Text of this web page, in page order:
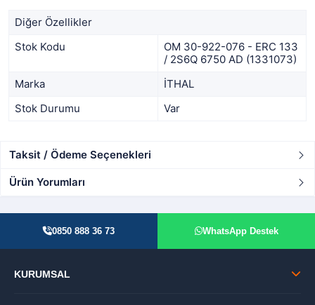
Diğer Özellikler
Stok Kodu
OM 30-922-076 - ERC 133
/ 2S6Q 6750 AD (1331073)
Marka
İTHAL
Stok Durumu
Var
Taksit / Ödeme Seçenekleri
Ürün Yorumları
0850 888 36 73 WhatsApp Destek
KURUMSAL